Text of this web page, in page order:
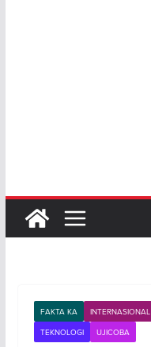
FAKTA KA INTERNASIONAL
TEKNOLOGI
UJICOBA